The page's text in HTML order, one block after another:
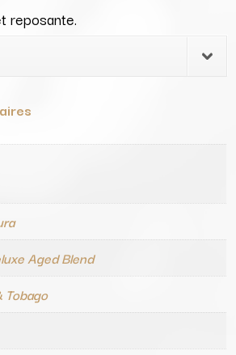
reposante.
Aged Blend
Tobago